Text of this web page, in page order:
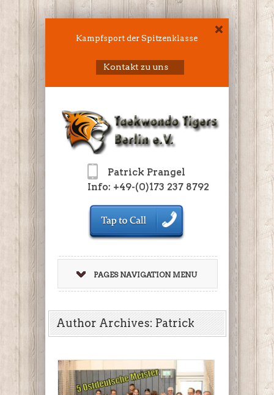
Kampfsport der Spitzenklasse
Kontakt zu uns
Patrick Prangel
Info: +49-(0)173 237 8792
PAGES NAVIGATION MENU
Author Archives: Patrick